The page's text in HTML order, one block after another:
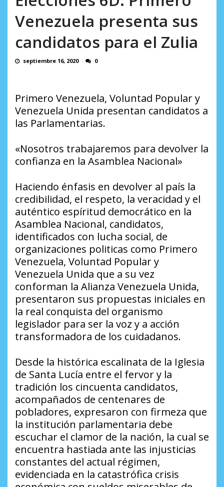
Venezuela presenta sus
candidatos para el Zulia
septiembre 16, 2020 0
Primero Venezuela, Voluntad Popular y
Venezuela Unida presentan candidatos a
las Parlamentarias.
«Nosotros trabajaremos para devolver la
confianza en la Asamblea Nacional»
Haciendo énfasis en devolver al país la
credibilidad, el respeto, la veracidad y el
auténtico espíritud democrático en la
Asamblea Nacional, candidatos,
identificados con lucha social, de
organizaciones politicas como Primero
Venezuela, Voluntad Popular y
Venezuela Unida que a su vez
conforman la Alianza Venezuela Unida,
presentaron sus propuestas iniciales en
la real conquista del organismo
legislador para ser la voz y a acción
transformadora de los cuidadanos.
Desde la histórica escalinata de la Iglesia
de Santa Lucía entre el fervor y la
tradición los cincuenta candidatos,
acompañados de centenares de
pobladores, expresaron con firmeza que
la institución parlamentaria debe
escuchar el clamor de la nación, la cual se
encuentra hastiada ante las injusticias
constantes del actual régimen,
evidenciada en la catastrófica crisis